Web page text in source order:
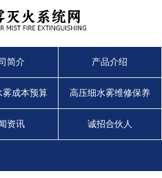
简介 产品介绍
雾成本预算 高压细水雾维修保养
资讯 诚招合伙人